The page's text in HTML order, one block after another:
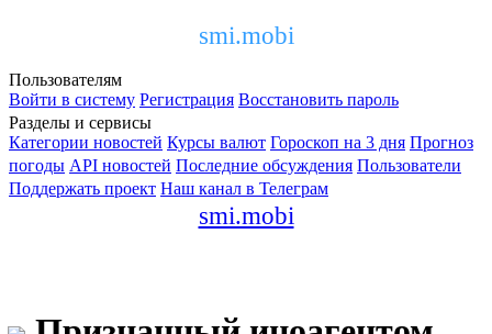
smi.mobi
Пользователям
Войти в систему Регистрация Восстановить пароль
Разделы и сервисы
Категории новостей Курсы валют Гороскоп на 3 дня Прогноз
погоды API новостей Последние обсуждения Пользователи
Поддержать проект Наш канал в Телеграм
smi.mobi